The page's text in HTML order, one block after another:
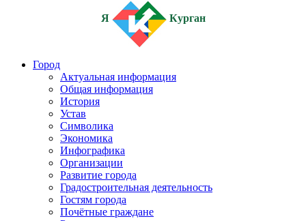
Я Курган
Город
Актуальная информация
Общая информация
История
Устав
Символика
Экономика
Инфографика
Организации
Развитие города
Градостроительная деятельность
Гостям города
Почётные граждане